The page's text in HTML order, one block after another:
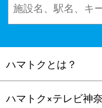
ハマトクとは？
ハマトク×テレビ神